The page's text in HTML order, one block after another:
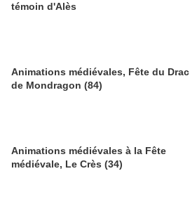
témoin d'Alès
Animations médiévales, Fête du Drac
de Mondragon (84)
Animations médiévales à la Fête
médiévale, Le Crès (34)